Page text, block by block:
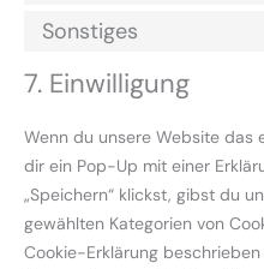
Sonstiges
7. Einwilligung
Wenn du unsere Website das
dir ein Pop-Up mit einer
„Speichern“ klickst, gibst du
gewählten Kategorien von
Cookie-Erklärung